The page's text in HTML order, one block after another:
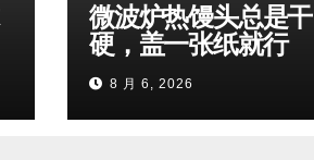
微波炉热馒头总是干
硬，盖一张纸就行
8 月 6, 2026